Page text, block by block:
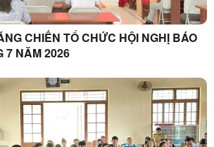
CHIẾN TỔ CHỨC HỘI NGHỊ BÁO
7 NĂM 2026